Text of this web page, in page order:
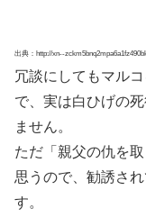
出典：http://xn--
冗談にしてもマル
で、実は白ひげの
ません。
ただ「親父の仇を
思うので、勧誘さ
す。